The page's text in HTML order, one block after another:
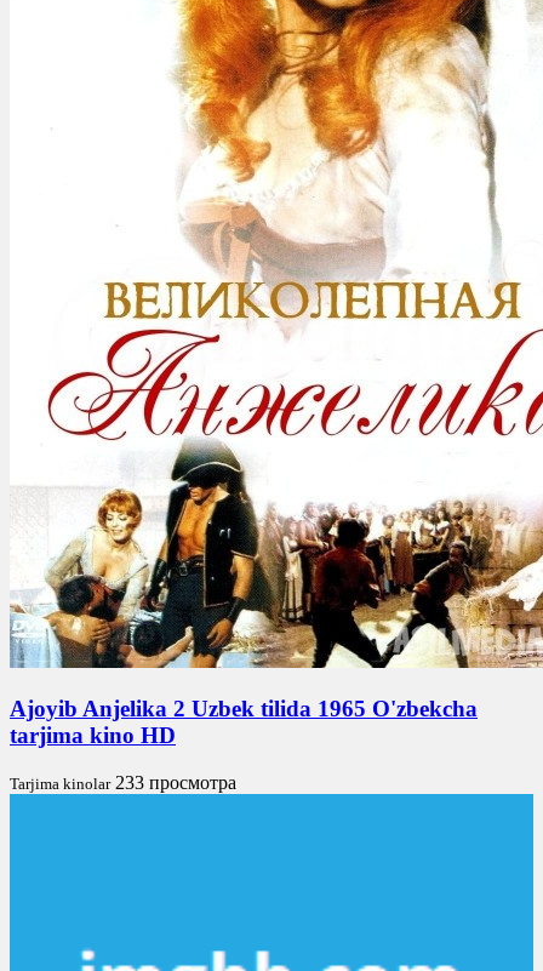
Ajoyib Anjelika 2 Uzbek tilida 1965 O'zbekcha
tarjima kino HD
Tarjima kinolar 233 просмотра